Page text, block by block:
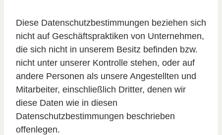
Diese Datenschutzbestimmungen beziehen sich
nicht auf Geschäftspraktiken von Unternehmen,
die sich nicht in unserem Besitz befinden bzw.
nicht unter unserer Kontrolle stehen, oder auf
andere Personen als unsere Angestellten und
Mitarbeiter, einschließlich Dritter, denen wir
diese Daten wie in diesen
Datenschutzbestimmungen beschrieben
offenlegen.